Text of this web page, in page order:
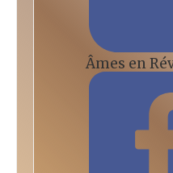
Âmes en